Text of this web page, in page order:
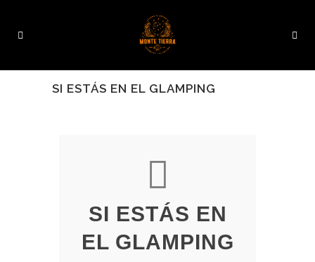
SI ESTÁS EN EL GLAMPING
SI ESTÁS EN
EL GLAMPING